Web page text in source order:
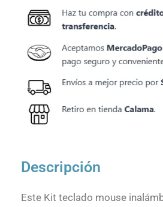
Descripción
Este Kit teclado mouse